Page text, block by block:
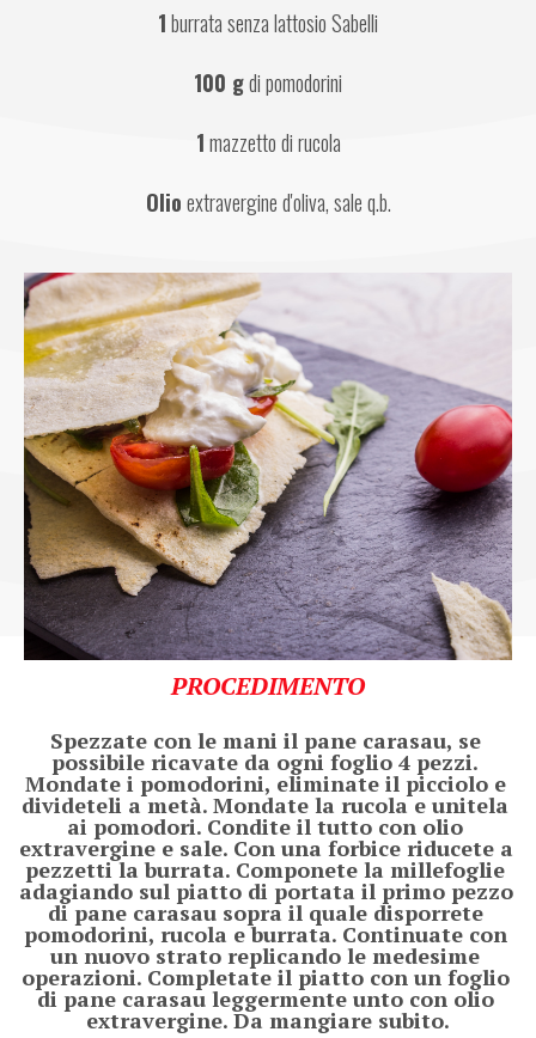
1 burrata senza lattosio Sabelli
100 g di pomodorini
1 mazzetto di rucola
Olio extravergine d'oliva, sale q.b.
PROCEDIMENTO
Spezzate con le mani il pane carasau, se
possibile ricavate da ogni foglio 4 pezzi.
Mondate i pomodorini, eliminate il picciolo e
divideteli a metà. Mondate la rucola e unitela
ai pomodori. Condite il tutto con olio
extravergine e sale. Con una forbice riducete a
pezzetti la burrata. Componete la millefoglie
adagiando sul piatto di portata il primo pezzo
di pane carasau sopra il quale disporrete
pomodorini, rucola e burrata. Continuate con
un nuovo strato replicando le medesime
operazioni. Completate il piatto con un foglio
di pane carasau leggermente unto con olio
extravergine. Da mangiare subito.